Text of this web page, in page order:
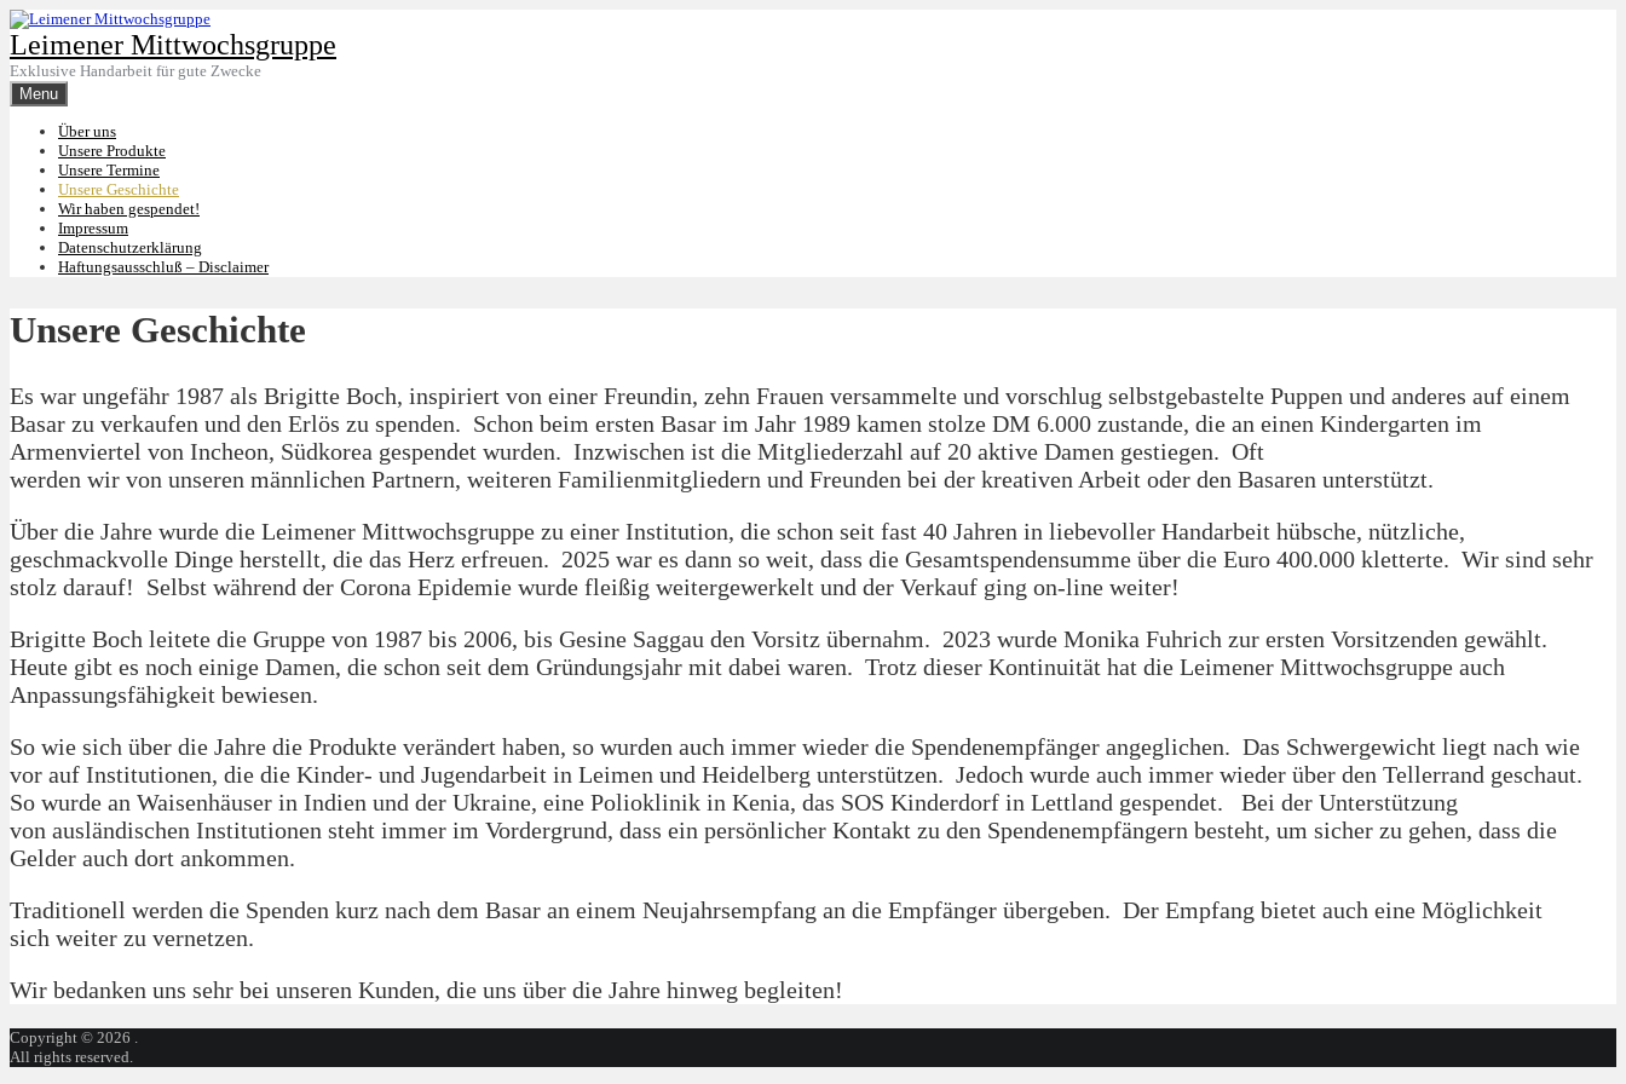
Skip
to
content
Leimener Mittwochsgruppe
Exklusive Handarbeit für gute Zwecke
Menu
Über uns
Unsere Produkte
Unsere Termine
Unsere Geschichte
Wir haben gespendet!
Impressum
Datenschutzerklärung
Haftungsausschluß – Disclaimer
Unsere Geschichte
Es war ungefähr 1987 als Brigitte Boch, inspiriert von einer Freundin, zehn Frauen versammelte und vorschlug selbstgebastelte Puppen und anderes auf einem
Basar zu verkaufen und den Erlös zu spenden. Schon beim ersten Basar im Jahr 1989 kamen stolze DM 6.000 zustande, die an einen Kindergarten im
Armenviertel von Incheon, Südkorea gespendet wurden. Inzwischen ist die Mitgliederzahl auf 20 aktive Damen gestiegen. Oft
werden wir von unseren männlichen Partnern, weiteren Familienmitgliedern und Freunden bei der kreativen Arbeit oder den Basaren unterstützt.
Über die Jahre wurde die Leimener Mittwochsgruppe zu einer Institution, die schon seit fast 40 Jahren in liebevoller Handarbeit hübsche, nützliche,
geschmackvolle Dinge herstellt, die das Herz erfreuen. 2025 war es dann so weit, dass die Gesamtspendensumme über die Euro 400.000 kletterte. Wir sind sehr
stolz darauf! Selbst während der Corona Epidemie wurde fleißig weitergewerkelt und der Verkauf ging on-line weiter!
Brigitte Boch leitete die Gruppe von 1987 bis 2006, bis Gesine Saggau den Vorsitz übernahm. 2023 wurde Monika Fuhrich zur ersten Vorsitzenden gewählt.
Heute gibt es noch einige Damen, die schon seit dem Gründungsjahr mit dabei waren. Trotz dieser Kontinuität hat die Leimener Mittwochsgruppe auch
Anpassungsfähigkeit bewiesen.
So wie sich über die Jahre die Produkte verändert haben, so wurden auch immer wieder die Spendenempfänger angeglichen. Das Schwergewicht liegt nach wie
vor auf Institutionen, die die Kinder- und Jugendarbeit in Leimen und Heidelberg unterstützen. Jedoch wurde auch immer wieder über den Tellerrand geschaut.
So wurde an Waisenhäuser in Indien und der Ukraine, eine Polioklinik in Kenia, das SOS Kinderdorf in Lettland gespendet. Bei der Unterstützung
von ausländischen Institutionen steht immer im Vordergrund, dass ein persönlicher Kontakt zu den Spendenempfängern besteht, um sicher zu gehen, dass die
Gelder auch dort ankommen.
Traditionell werden die Spenden kurz nach dem Basar an einem Neujahrsempfang an die Empfänger übergeben. Der Empfang bietet auch eine Möglichkeit
sich weiter zu vernetzen.
Wir bedanken uns sehr bei unseren Kunden, die uns über die Jahre hinweg begleiten!
Copyright © 2026 .
All rights reserved.